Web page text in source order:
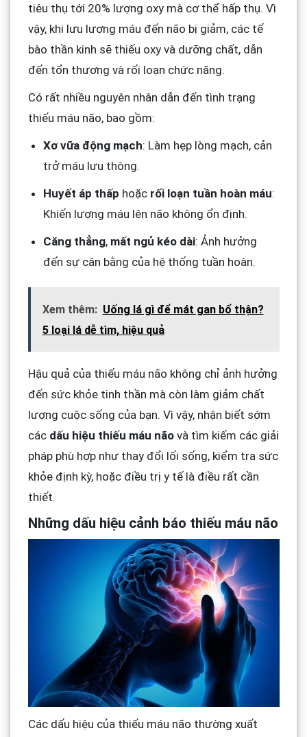
tiêu thụ tới 20% lượng oxy mà cơ thể hấp thụ. Vì
vậy, khi lưu lượng máu đến não bị giảm, các tế
bào thần kinh sẽ thiếu oxy và dưỡng chất, dẫn
đến tổn thương và rối loạn chức năng.
Có rất nhiều nguyên nhân dẫn đến tình trạng
thiếu máu não, bao gồm:
Xơ vữa động mạch: Làm hẹp lòng mạch, cản
trở máu lưu thông.
Huyết áp thấp hoặc rối loạn tuần hoàn máu:
Khiến lượng máu lên não không ổn định.
Căng thẳng, mất ngủ kéo dài: Ảnh hưởng
đến sự cân bằng của hệ thống tuần hoàn.
Xem thêm: Uống lá gì để mát gan bổ thận?
5 loại lá dễ tìm, hiệu quả
Hậu quả của thiếu máu não không chỉ ảnh hưởng
đến sức khỏe tinh thần mà còn làm giảm chất
lượng cuộc sống của bạn. Vì vậy, nhận biết sớm
các dấu hiệu thiếu máu nãovà tìm kiếm các giải
pháp phù hợp như thay đổi lối sống, kiểm tra sức
khỏe định kỳ, hoặc điều trị y tế là điều rất cần
thiết.
Những dấu hiệu cảnh báo thiếu máu não
Các dấu hiệu của thiếu máu não thường xuất